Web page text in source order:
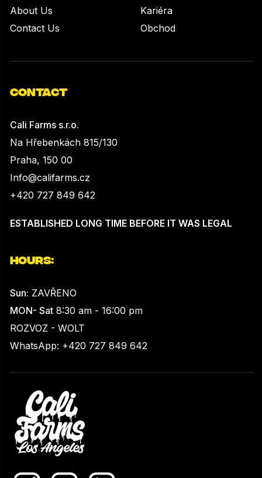
About Us
Contact Us
Kariéra
Obchod
CONTACT
Cali Farms s.r.o.
Na Hřebenkách 815/130
Praha, 150 00
Info@califarms.cz
+420 727 849 642
ESTABLISHED LONG TIME BEFORE IT WAS LEGAL
HOURS:
Sun: ZAVŘENO
MON- Sat 8:30 am - 16:00 pm
ROZVOZ - WOLT
WhatsApp: +420 727 849 642